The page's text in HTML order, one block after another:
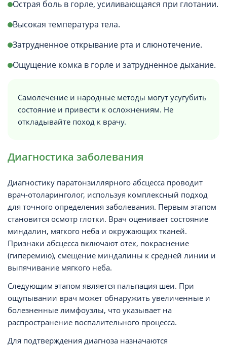
Острая боль в горле, усиливающаяся при глотании.
Высокая температура тела.
Затрудненное открывание рта и слюнотечение.
Ощущение комка в горле и затрудненное дыхание.
Самолечение и народные методы могут усугубить
состояние и привести к осложнениям. Не
откладывайте поход к врачу.
Диагностика заболевания
Диагностику паратонзиллярного абсцесса проводит
врач-отоларинголог, используя комплексный подход
для точного определения заболевания. Первым этапом
становится осмотр глотки. Врач оценивает состояние
миндалин, мягкого неба и окружающих тканей.
Признаки абсцесса включают отек, покраснение
(гиперемию), смещение миндалины к средней линии и
выпячивание мягкого неба.
Следующим этапом является пальпация шеи. При
ощупывании врач может обнаружить увеличенные и
болезненные лимфоузлы, что указывает на
распространение воспалительного процесса.
Для подтверждения диагноза назначаются